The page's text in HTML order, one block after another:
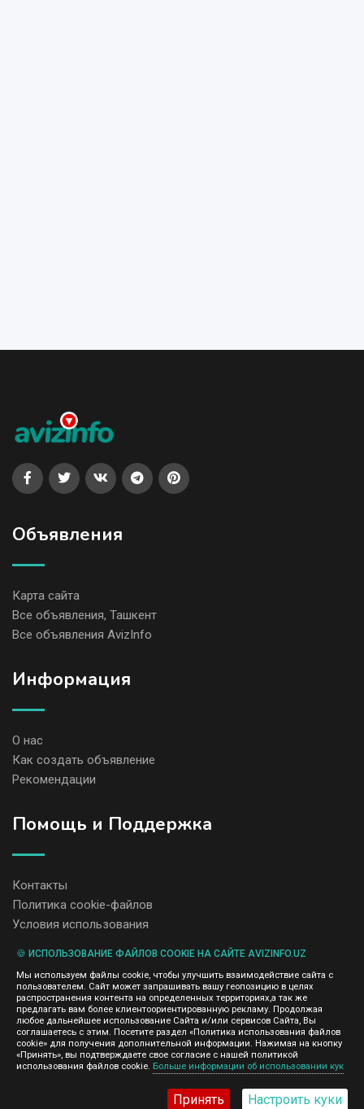
Объявления
Карта сайта
Все объявления, Ташкент
Все объявления AvizInfo
Информация
О нас
Как создать объявление
Рекомендации
Помощь и Поддержка
Контакты
Политика cookie-файлов
Условия использования
содержание размещенных объявлений.
Мы ценим конфиденциальность наших пользователей. Мы не
передаем и не продаем личную информацию зарегистрированных
пользователей AvizInfo.uz третьим лицам. Мы не отвечаем за
правила конфиденциальности сайтов на которые ссылается
AvizInfo.uz. На некоторых страницах нашего сайта представлена
реклама Google Adsense Advertising Network. Чтобы узнать
подробней о правилах конфиденциальности Googleнажмите тут
🍪 ИСПОЛЬЗОВАНИЕ ФАЙЛОВ COOKIE НА САЙТЕ AVIZINFO.UZ
Мы используем файлы cookie, чтобы улучшить взаимодействие сайта с
пользователем. Сайт может запрашивать вашу геопозицию в целях
распространения контента на определенных территориях,а так же
предлагать вам более клиентоориентированную рекламу. Продолжая
любое дальнейшее использование Сайта и/или сервисов Сайта, Вы
соглашаетесь с этим. Посетите раздел «Политика использования файлов
cookie» для получения дополнительной информации. Нажимая на кнопку
«Принять», вы подтверждаете свое согласие с нашей политикой
использования файлов cookie. Больше информации об использовании кук
Принять Настроить куки